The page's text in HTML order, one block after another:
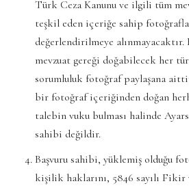
Türk Ceza Kanunu ve ilgili tüm
teşkil eden içeriğe sahip
değerlendirilmeye
mevzuat gereği doğabilecek her
sorumluluk fotoğraf paylaşana
bir fotoğraf içeriğinden doğan
talebin vuku bulması halinde
sahibi değildir.
Başvuru sahibi, yüklemiş olduğu
kişilik haklarını, 5846 sayılı Fikir